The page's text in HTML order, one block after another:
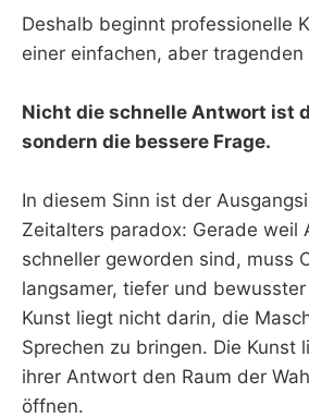
Deshalb beginnt professionelle
einer einfachen, aber tragenden
Nicht die schnelle Antwort ist
sondern die bessere Frage.
In diesem Sinn ist der
Zeitalters paradox: Gerade weil
schneller geworden sind, muss
langsamer, tiefer und
Kunst liegt nicht darin, die
Sprechen zu bringen. Die Kunst
ihrer Antwort den Raum der
öffnen.